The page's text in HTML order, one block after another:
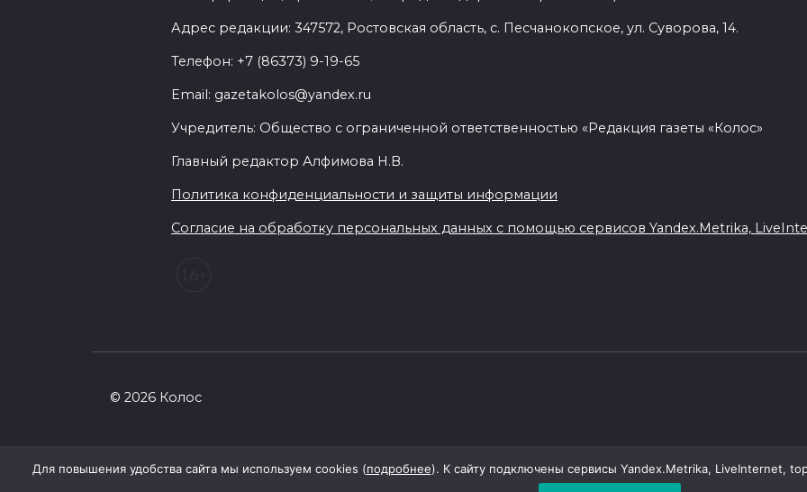
Адрес редакции: 347572, Ростовская область, с. Песчанокопское, ул. Суворова, 14.
Телефон: +7 (86373) 9-19-65
Email: gazetakolos@yandex.ru
Учредитель: Общество с ограниченной ответственностью «Редакция газеты «Колос»
Главный редактор Алфимова Н.В.
Политика конфиденциальности и защиты информации
Согласие на обработку персональных данных с помощью сервисов Yandex.Metrika,
© 2026 Колос
Для повышения удобства сайта мы используем cookies (подробнее). К сайту подключены сервисы Yandex.Metrika, LiveInternet,